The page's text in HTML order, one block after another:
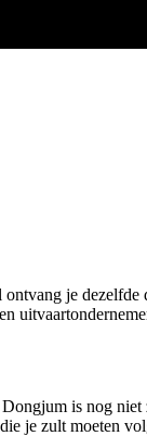
je
is nog
je zult moeten